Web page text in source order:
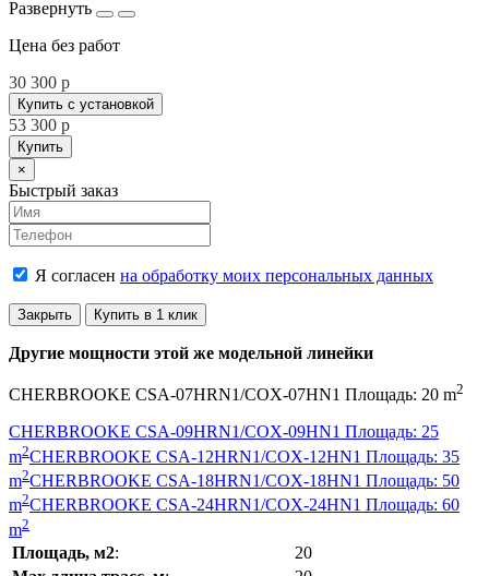
Цена без работ
30 300 p
Купить с установкой
53 300 p
Купить
×
Быстрый заказ
Я согласен на обработку моих персональных данных
Закрыть Купить в 1 клик
Другие мощности этой же модельной линейки
CHERBROOKE CSA-07HRN1/COX-07HN1 Площадь: 20 m2
CHERBROOKE CSA-09HRN1/COX-09HN1 Площадь: 25
m2CHERBROOKE CSA-12HRN1/COX-12HN1 Площадь: 35
m2CHERBROOKE CSA-18HRN1/COX-18HN1 Площадь: 50
m2CHERBROOKE CSA-24HRN1/COX-24HN1 Площадь: 60
m2
Площадь, м2:
20